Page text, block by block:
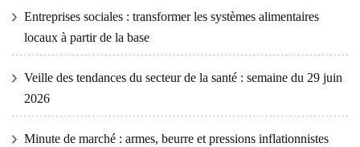
Entreprises sociales : transformer les systèmes alimentaires
locaux à partir de la base
Veille des tendances du secteur de la santé : semaine du 29 juin
2026
Minute de marché : armes, beurre et pressions inflationnistes